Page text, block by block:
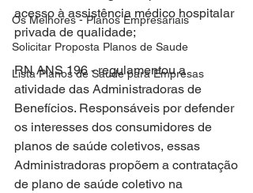
Os Melhores - Planos Empresariais
Solicitar Proposta Planos de Saude
Lista Planos de Saude para Empresas
acesso à assistência médico hospitalar
privada de qualidade;
RN ANS 196 - regulamentou a
atividade das Administradoras de
Benefícios. Responsáveis por defender
os interesses dos consumidores de
planos de saúde coletivos, essas
Administradoras propõem a contratação
de plano de saúde coletivo na